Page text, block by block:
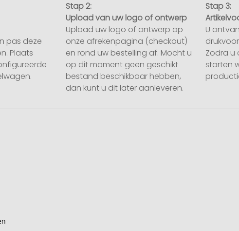
pas deze
Plaats
Stap 2:
Upload van uw logo of ontwerp
Upload uw logo of ontwerp op
onze afrekenpagina (checkout)
en rond uw bestelling af. Mocht u
op dit moment geen geschikt
bestand beschikbaar hebben,
dan kunt u dit later aanleveren.
Stap 3:
U
Zodra u
starten